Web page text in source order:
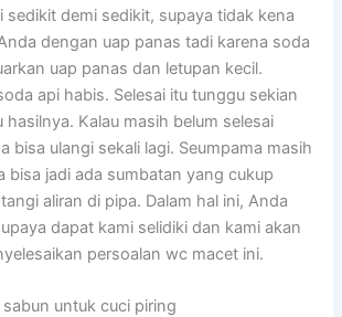
sedikit demi sedikit, supaya tidak kena
dengan uap panas tadi karena soda
uap panas dan letupan kecil.
api habis. Selesai itu tunggu sekian
Kalau masih belum selesai
bisa ulangi sekali lagi. Seumpama masih
bisa jadi ada sumbatan yang cukup
aliran di pipa. Dalam hal ini, Anda
dapat kami selidiki dan kami akan
persoalan wc macet ini.
untuk cuci piring